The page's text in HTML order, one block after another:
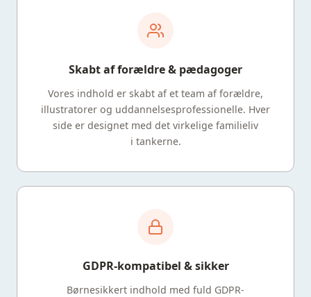
Skabt af forældre & pædagoger
Vores indhold er skabt af et team af forældre,
illustratorer og uddannelsesprofessionelle. Hver
side er designet med det virkelige familieliv
i tankerne.
GDPR-kompatibel & sikker
Børnesikkert indhold med fuld GDPR-